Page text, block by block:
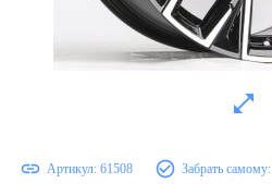
Артикул: 61508 Забрать самому: